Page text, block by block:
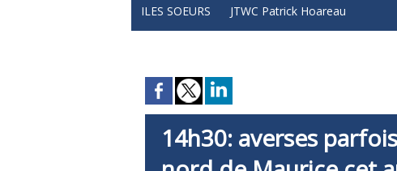
ILES SOEURS JTWC Patrick Hoareau
14h30: averses